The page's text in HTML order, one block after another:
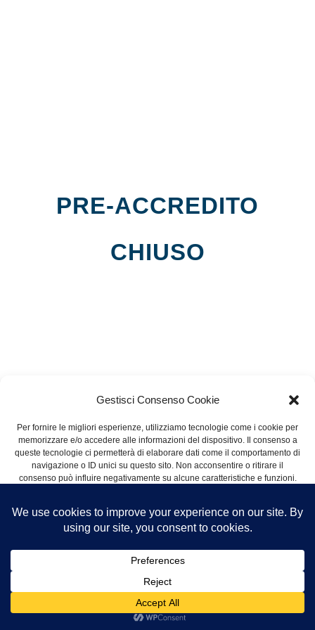
Gestisci Consenso Cookie
Per fornire le migliori esperienze, utilizziamo tecnologie come i cookie per
memorizzare e/o accedere alle informazioni del dispositivo. Il consenso a
queste tecnologie ci permetterà di elaborare dati come il comportamento di
navigazione o ID unici su questo sito. Non acconsentire o ritirare il
consenso può influire negativamente su alcune caratteristiche e funzioni.
ACCETTA
NEGA
VISUALIZZA LE PREFERENZE
Privacy Policy
PRE-ACCREDITO
CHIUSO
Telemeeting Italia Srl